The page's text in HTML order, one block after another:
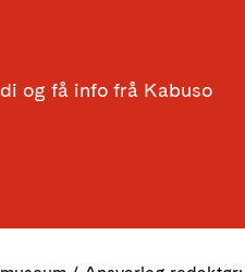
og få info frå Kabuso